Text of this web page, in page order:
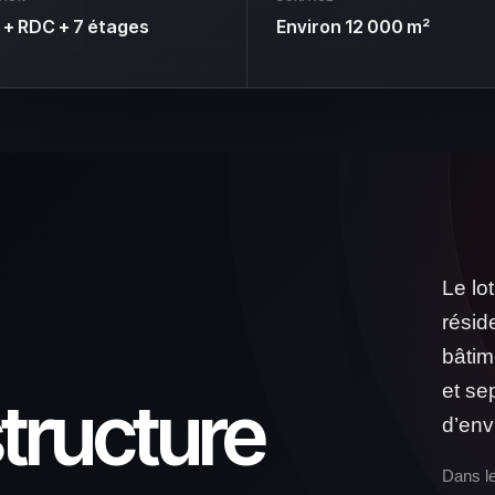
RDC + 7 étages Environ 12 000 m²
Le
et
Dans